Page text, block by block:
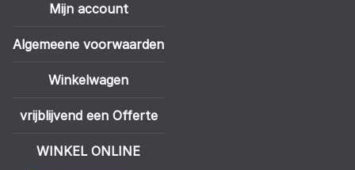
Mijn account
Algemeene voorwaarden
Winkelwagen
vrijblijvend een Offerte
WINKEL ONLINE